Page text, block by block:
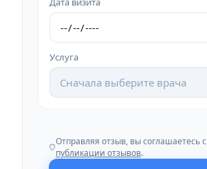
Услуга
Сначала выберите врача
Отправляя отзыв, вы соглашаетесь с
публикации отзывов.